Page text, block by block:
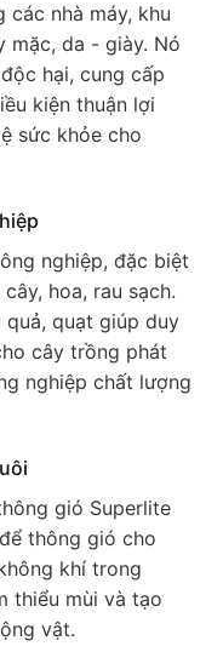
nhà máy, khu
mặc, da - giày. Nó
hại, cung cấp
kiện thuận lợi
sức khỏe cho
nghiệp, đặc biệt
hoa, rau sạch.
quả, quạt giúp duy
cây trồng phát
nghiệp chất lượng
gió Superlite
thông gió cho
khí trong
thiểu mùi và tạo
vật.